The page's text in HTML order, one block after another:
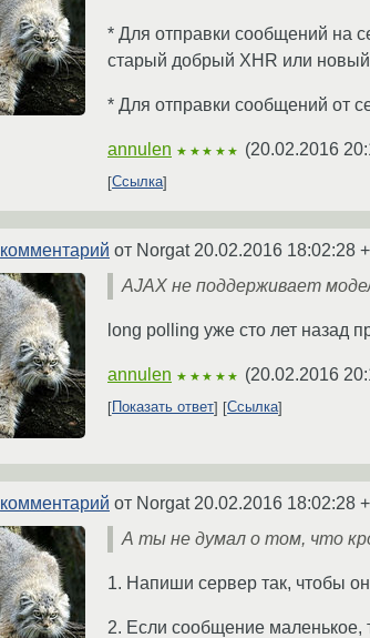
* Для отправки сообщений на
старый добрый XHR или
* Для отправки сообщений от
annulen ★★★★★ (20.02.2016
Ссылка
комментарий от Norgat 20.02.2016 18:02:28
AJAX не поддерживает
long polling уже сто лет назад
annulen ★★★★★ (20.02.2016
Показать ответ Ссылка
комментарий от Norgat 20.02.2016 18:02:28
А ты не думал о том, что
1. Напиши сервер так, чтобы
2. Если сообщение маленькое,